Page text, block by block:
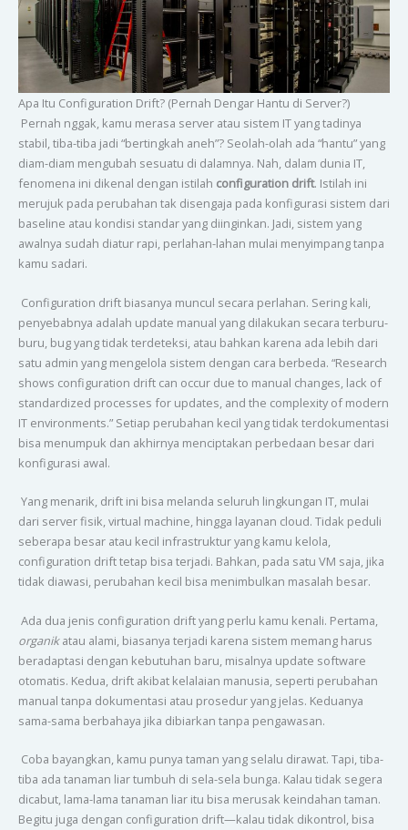
Apa Itu Configuration Drift? (Pernah Dengar Hantu di Server?)
Pernah nggak, kamu merasa server atau sistem IT yang tadinya
stabil, tiba-tiba jadi “bertingkah aneh”? Seolah-olah ada “hantu” yang
diam-diam mengubah sesuatu di dalamnya. Nah, dalam dunia IT,
fenomena ini dikenal dengan istilah configuration drift. Istilah ini
merujuk pada perubahan tak disengaja pada konfigurasi sistem dari
baseline atau kondisi standar yang diinginkan. Jadi, sistem yang
awalnya sudah diatur rapi, perlahan-lahan mulai menyimpang tanpa
kamu sadari.
Configuration drift biasanya muncul secara perlahan. Sering kali,
penyebabnya adalah update manual yang dilakukan secara terburu-
buru, bug yang tidak terdeteksi, atau bahkan karena ada lebih dari
satu admin yang mengelola sistem dengan cara berbeda. “Research
shows configuration drift can occur due to manual changes, lack of
standardized processes for updates, and the complexity of modern
IT environments.” Setiap perubahan kecil yang tidak terdokumentasi
bisa menumpuk dan akhirnya menciptakan perbedaan besar dari
konfigurasi awal.
Yang menarik, drift ini bisa melanda seluruh lingkungan IT, mulai
dari server fisik, virtual machine, hingga layanan cloud. Tidak peduli
seberapa besar atau kecil infrastruktur yang kamu kelola,
configuration drift tetap bisa terjadi. Bahkan, pada satu VM saja, jika
tidak diawasi, perubahan kecil bisa menimbulkan masalah besar.
Ada dua jenis configuration drift yang perlu kamu kenali. Pertama,
organikatau alami, biasanya terjadi karena sistem memang harus
beradaptasi dengan kebutuhan baru, misalnya update software
otomatis. Kedua, drift akibat kelalaian manusia, seperti perubahan
manual tanpa dokumentasi atau prosedur yang jelas. Keduanya
sama-sama berbahaya jika dibiarkan tanpa pengawasan.
Coba bayangkan, kamu punya taman yang selalu dirawat. Tapi, tiba-
tiba ada tanaman liar tumbuh di sela-sela bunga. Kalau tidak segera
dicabut, lama-lama tanaman liar itu bisa merusak keindahan taman.
Begitu juga dengan configuration drift—kalau tidak dikontrol, bisa